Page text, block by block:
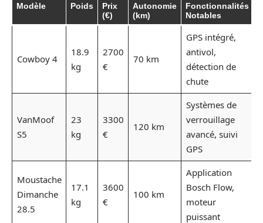
Modèle Poids
Prix
(€)
Autonomie
(km)
Fonctionnalités
Notables
Cowboy 4
18.9
kg
2700
€
70 km
GPS intégré,
antivol,
détection de
chute
VanMoof
S5
23
kg
3300
€
120 km
Systèmes de
verrouillage
avancé, suivi
GPS
Moustache
Dimanche
28.5
17.1
kg
3600
€
100 km
Application
Bosch Flow,
moteur
puissant